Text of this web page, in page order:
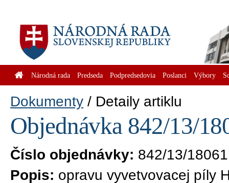
Národná rada Predseda Podpredsedovia Poslanci Výbory
Dokumenty Detaily artiklu
Objednávka 842/13/
Číslo objednávky: 842/13/18061
Popis: opravu vyvetvovacej píly